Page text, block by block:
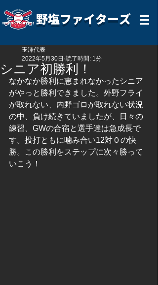
野塩ファイターズ
シニア初勝利！
玉澤代表
2022年5月30日 読了時間: 1分
なかなか勝利に恵まれなかったシニア
がやっと勝利できました。外野フライ
が取れない、内野ゴロが取れない状況
の中、負け続きていましたが、日々の
練習、GWの合宿と選手達は急成長で
す。投打ともに噛み合い12対０の快
勝。この勝利をステップに次々勝って
いこう！